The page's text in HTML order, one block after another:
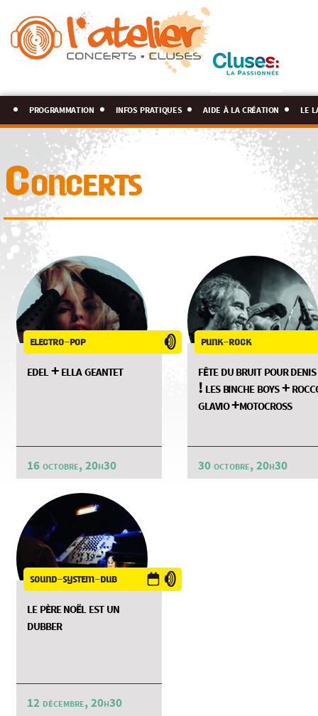
programmation infos pratiques aide à la création le
Concerts
electro-pop
edel + ella geantet
16 octobre, 20h30
punk-rock
fête du bruit pour denis
! les binche boys +
glavio +motocross
30 octobre, 20h30
sound-system-dub
le père noël est un
dubber
12 décembre, 20h30